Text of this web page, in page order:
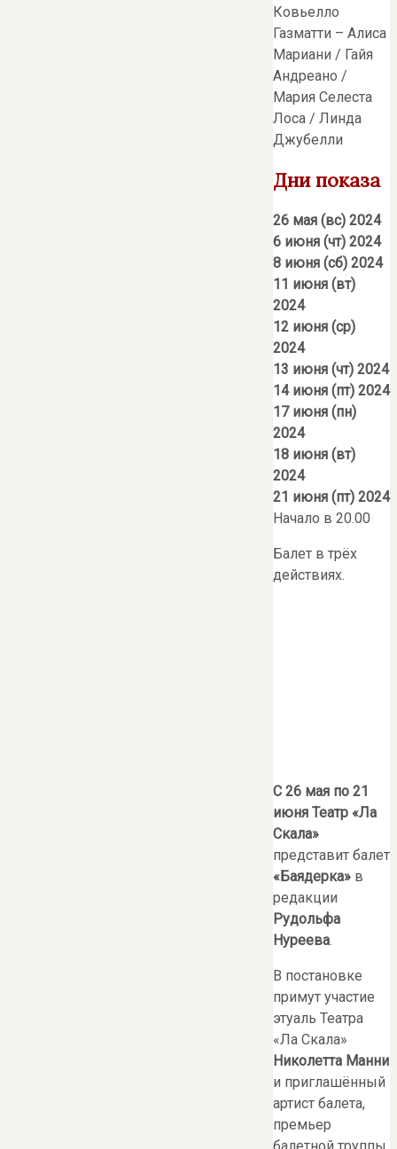
Ковьелло
Газматти – Алиса
Мариани / Гайя
Андреано /
Мария Селеста
Лоса / Линда
Джубелли
Дни показа
26 мая (вс) 2024
6 июня (чт) 2024
8 июня (сб) 2024
11 июня (вт)
2024
12 июня (ср)
2024
13 июня (чт) 2024
14 июня (пт) 2024
17 июня (пн)
2024
18 июня (вт)
2024
21 июня (пт) 2024
Начало в 20.00
Балет в трёх
действиях.
С 26 мая по 21
июня Театр «Ла
Скала»
представит балет
«Баядерка» в
редакции
Рудольфа
Нуреева.
В постановке
примут участие
этуаль Театра
«Ла Скала»
Николетта Манни
и приглашённый
артист балета,
премьер